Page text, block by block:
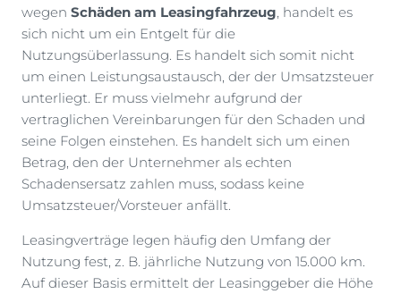
wegen Schäden am Leasingfahrzeug , handelt es
sich nicht um ein Entgelt für die
Nutzungsüberlassung. Es handelt sich somit nicht
um einen Leistungsaustausch, der der Umsatzsteuer
unterliegt. Er muss vielmehr aufgrund der
vertraglichen Vereinbarungen für den Schaden und
seine Folgen einstehen. Es handelt sich um einen
Betrag, den der Unternehmer als echten
Schadensersatz zahlen muss, sodass keine
Umsatzsteuer/Vorsteuer anfällt.
Leasingverträge legen häufig den Umfang der
Nutzung fest, z. B. jährliche Nutzung von 15.000 km.
Auf dieser Basis ermittelt der Leasinggeber die Höhe